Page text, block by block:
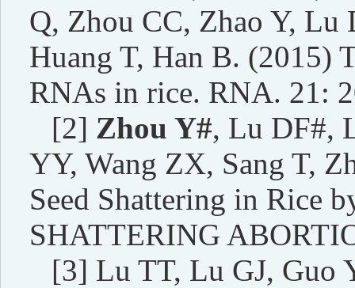
Q, Zhou CC, Zhao Y, Lu
Huang T, Han B. (2015)
RNAs in rice. RNA. 21:
[2] Zhou Y#, Lu DF#,
YY, Wang ZX, Sang T,
Seed Shattering in Rice
SHATTERING
[3] Lu TT, Lu GJ, Guo